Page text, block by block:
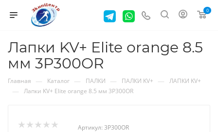
0
Лапки KV+ Elite orange 8.5
мм 3P300OR
Главная — Каталог — ПАЛКИ — ПАЛКИ KV+ — ЛАПКИ KV+
— Лапки KV+ Elite orange 8.5 мм 3P300OR
Артикул: 3P300OR